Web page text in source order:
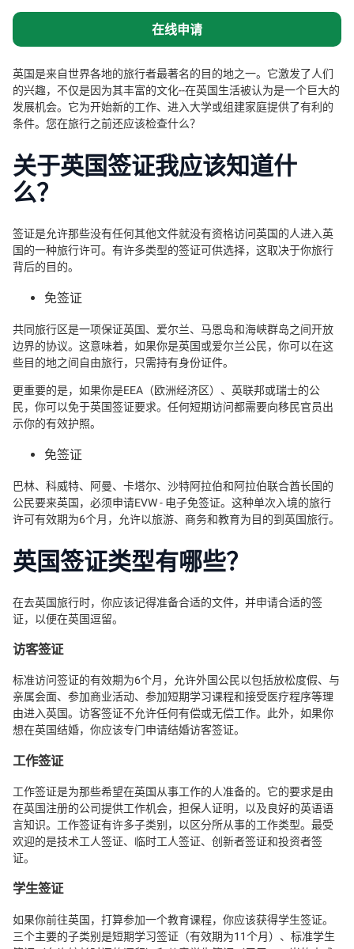
在线申请
英国是来自世界各地的旅行者最著名的目的地之一。它激发了人们
的兴趣，不仅是因为其丰富的文化--在英国生活被认为是一个巨大的
发展机会。它为开始新的工作、进入大学或组建家庭提供了有利的
条件。您在旅行之前还应该检查什么？
关于英国签证我应该知道什
么？
签证是允许那些没有任何其他文件就没有资格访问英国的人进入英
国的一种旅行许可。有许多类型的签证可供选择，这取决于你旅行
背后的目的。
免签证
共同旅行区是一项保证英国、爱尔兰、马恩岛和海峡群岛之间开放
边界的协议。这意味着，如果你是英国或爱尔兰公民，你可以在这
些目的地之间自由旅行，只需持有身份证件。
更重要的是，如果你是EEA（欧洲经济区）、英联邦或瑞士的公
民，你可以免于英国签证要求。任何短期访问都需要向移民官员出
示你的有效护照。
免签证
巴林、科威特、阿曼、卡塔尔、沙特阿拉伯和阿拉伯联合酋长国的
公民要来英国，必须申请EVW - 电子免签证。这种单次入境的旅行
许可有效期为6个月，允许以旅游、商务和教育为目的到英国旅行。
英国签证类型有哪些？
在去英国旅行时，你应该记得准备合适的文件，并申请合适的签
证，以便在英国逗留。
访客签证
标准访问签证的有效期为6个月，允许外国公民以包括放松度假、与
亲属会面、参加商业活动、参加短期学习课程和接受医疗程序等理
由进入英国。访客签证不允许任何有偿或无偿工作。此外，如果你
想在英国结婚，你应该专门申请结婚访客签证。
工作签证
工作签证是为那些希望在英国从事工作的人准备的。它的要求是由
在英国注册的公司提供工作机会，担保人证明，以及良好的英语语
言知识。工作签证有许多子类别，以区分所从事的工作类型。最受
欢迎的是技术工人签证、临时工人签证、创新者签证和投资者签
证。
学生签证
如果你前往英国，打算参加一个教育课程，你应该获得学生签证。
三个主要的子类别是短期学习签证（有效期为11个月）、标准学生